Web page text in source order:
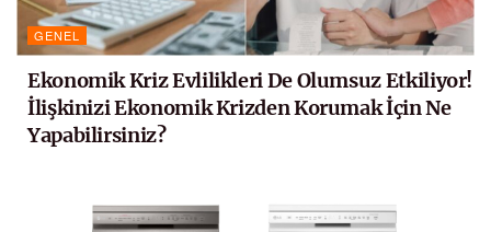
GENEL
Ekonomik Kriz Evlilikleri De Olumsuz Etkiliyor!
İlişkinizi Ekonomik Krizden Korumak İçin Ne
Yapabilirsiniz?